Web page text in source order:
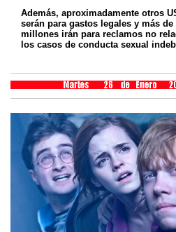
Además, aproximadamente otros
serán para gastos legales y más de
millones irán para reclamos no
los casos de conducta sexual